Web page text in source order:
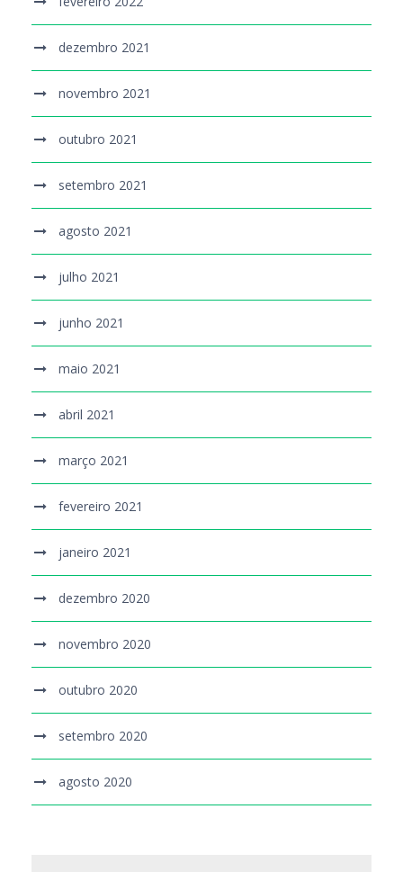
dezembro 2021
novembro 2021
outubro 2021
setembro 2021
agosto 2021
julho 2021
junho 2021
maio 2021
abril 2021
março 2021
fevereiro 2021
janeiro 2021
dezembro 2020
novembro 2020
outubro 2020
setembro 2020
agosto 2020